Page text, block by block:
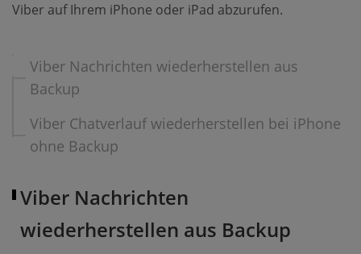
Viber auf Ihrem iPhone oder iPad abzurufen.
Viber Nachrichten wiederherstellen aus
Backup
Viber Chatverlauf wiederherstellen bei iPhone
ohne Backup
Viber Nachrichten
wiederherstellen aus Backup